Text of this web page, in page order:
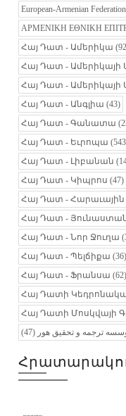
European-Armenian
ΑΡΜΕΝΙΚΗ ΕΘΝΙΚΗ
Հայ Դատ - Ամերիկա
Հայ Դատ - Ամերիկայի
Հայ Դատ - Ամերիկայի
Հայ Դատ - Անգլիա (43)
Հայ Դատ - Գանատա
Հայ Դատ - Եւրոպա
Հայ Դատ - Լիբանան
Հայ Դատ - Կիպրոս (47)
Հայ Դատ -
Հայ Դատ -
Հայ Դատ - Նոր Ջուղա
Հայ Դատ - Պելճիքա (36)
Հայ Դատ - Ֆրանսա (62)
Հայ Դատի
Հայ Դատի Մոսկվայի
ترجمه و تحقیق هور (47)